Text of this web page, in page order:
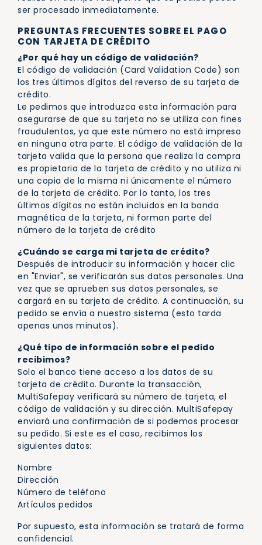
ser procesado inmediatamente.
PREGUNTAS FRECUENTES SOBRE EL PAGO
CON TARJETA DE CRÉDITO
¿Por qué hay un código de validación?
El código de validación (Card Validation Code) son
los tres últimos dígitos del reverso de su tarjeta de
crédito.
Le pedimos que introduzca esta información para
asegurarse de que su tarjeta no se utiliza con fines
fraudulentos, ya que este número no está impreso
en ninguna otra parte. El código de validación de la
tarjeta valida que la persona que realiza la compra
es propietaria de la tarjeta de crédito y no utiliza ni
una copia de la misma ni únicamente el número
de la tarjeta de crédito. Por lo tanto, los tres
últimos dígitos no están incluidos en la banda
magnética de la tarjeta, ni forman parte del
número de la tarjeta de crédito
¿Cuándo se carga mi tarjeta de crédito?
Después de introducir su información y hacer clic
en "Enviar", se verificarán sus datos personales. Una
vez que se aprueben sus datos personales, se
cargará en su tarjeta de crédito. A continuación, su
pedido se envía a nuestro sistema (esto tarda
apenas unos minutos).
¿Qué tipo de información sobre el pedido
recibimos?
Solo el banco tiene acceso a los datos de su
tarjeta de crédito. Durante la transacción,
MultiSafepay verificará su número de tarjeta, el
código de validación y su dirección. MultiSafepay
enviará una confirmación de si podemos procesar
su pedido. Si este es el caso, recibimos los
siguientes datos:
Nombre
Dirección
Número de teléfono
Artículos pedidos
Por supuesto, esta información se tratará de forma
confidencial.